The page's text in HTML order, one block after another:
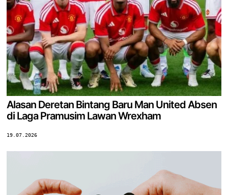
Alasan Deretan Bintang Baru Man United Absen
di Laga Pramusim Lawan Wrexham
19.07.2026